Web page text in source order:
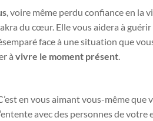
, voire même perdu confiance en la
du cœur. Elle vous aidera à
face à une situation que
à vivre le moment présent.
en vous aimant vous-même
avec des personnes de votre